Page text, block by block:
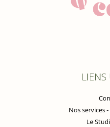
LIENS
Nos services
Le